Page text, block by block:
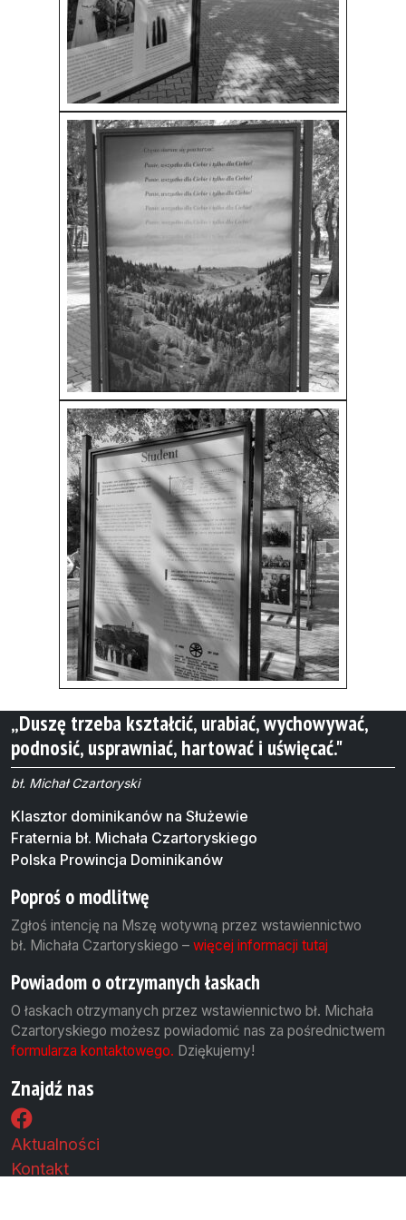
„Duszę trzeba kształcić, urabiać, wychowywać,
podnosić, usprawniać, hartować i uświęcać."
bł. Michał Czartoryski
Klasztor dominikanów na Służewie
Fraternia bł. Michała Czartoryskiego
Polska Prowincja Dominikanów
Poproś o modlitwę
Zgłoś intencję na Mszę wotywną przez wstawiennictwo
bł. Michała Czartoryskiego – więcej informacji tutaj
Powiadom o otrzymanych łaskach
O łaskach otrzymanych przez wstawiennictwo bł. Michała
Czartoryskiego możesz powiadomić nas za pośrednictwem
formularza kontaktowego. Dziękujemy!
Znajdź nas
Aktualności
Kontakt